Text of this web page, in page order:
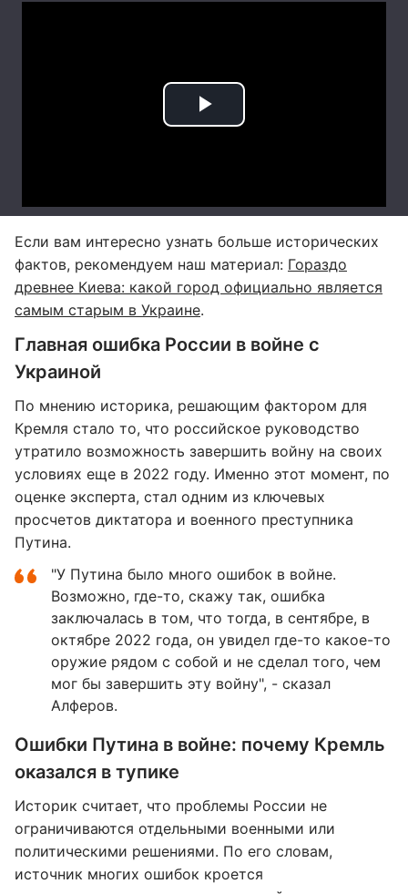
Если вам интересно узнать больше исторических
фактов, рекомендуем наш материал: Гораздо
древнее Киева: какой город официально является
самым старым в Украине.
Главная ошибка России в войне с
Украиной
По мнению историка, решающим фактором для
Кремля стало то, что российское руководство
утратило возможность завершить войну на своих
условиях еще в 2022 году. Именно этот момент, по
оценке эксперта, стал одним из ключевых
просчетов диктатора и военного преступника
Путина.
"У Путина было много ошибок в войне.
Возможно, где-то, скажу так, ошибка
заключалась в том, что тогда, в сентябре, в
октябре 2022 года, он увидел где-то какое-то
оружие рядом с собой и не сделал того, чем
мог бы завершить эту войну", - сказал
Алферов.
Ошибки Путина в войне: почему Кремль
оказался в тупике
Историк считает, что проблемы России не
ограничиваются отдельными военными или
политическими решениями. По его словам,
источник многих ошибок кроется